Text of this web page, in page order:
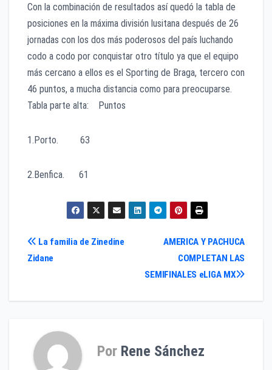
Con la combinación de resultados así quedó la tabla de
posiciones en la máxima división lusitana después de 26
jornadas con los dos más poderosos del país luchando
codo a codo por conquistar otro título ya que el equipo
más cercano a ellos es el Sporting de Braga, tercero con
46 puntos, a mucha distancia como para preocuparse.
Tabla parte alta: Puntos
1.Porto. 63
2.Benfica. 61
Navegación
entradas
AMERICA Y PACHUCA
COMPLETAN LAS
SEMIFINALES eLIGA MX
La familia de Zinedine
Zidane
Por Rene Sánchez